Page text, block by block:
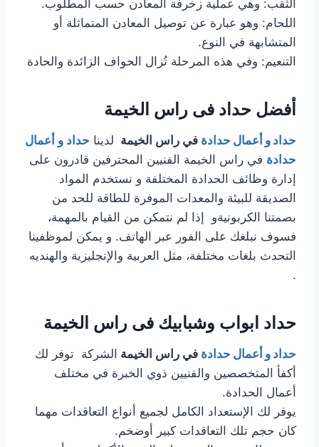
الثقب: وهي عملية زخرفة المعادن حسب المطلوب.
اللحام: وهو عبارة عن توصيل المعادن المتماثلة أو
المتشابهة في النوع.
التنعيم: وفي هذه المرحلة تُزال الحواف الزائدة والحادة
أفضل حداد فى راس الخيمة
حداد و أعمال حدادة في راس الخيمة لدينا حداد و أعمال
حدادة في راس الخيمة الفنيين المحترفين قادرون على
إدارة وظائف الحدادة المختلفة و نستخدم المواد
الصديقة للبيئة والمعدات الموفرة للطاقة للحد من
بصمتنا الكربونيةو إذا لم نتمكن من القيام بالمهمة،
فسوف نبلغك على الفور عبر الهاتف. و يمكن لموظفينا
التحدث بلغات مختلفة، مثل العربية والإنجليزية والهنديه
.
حداد ابواب وشبابيك فى راس الخيمة
حداد و أعمال حدادة في راس الخيمة الشركة توفر لك
أكفأ المتخصصين والفنيين ذوي الخبرة في مختلف
أعمال الحدادة.
يوفر لك الإستعداد الكامل لجميع أنواع التعاقدات مهما
كان حجم تلك التعاقدات كبير أوضخم.